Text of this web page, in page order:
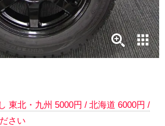
ホイール
ホイール
ホイール
東北・九州 5000円 / 北海道 6000円 /
さい